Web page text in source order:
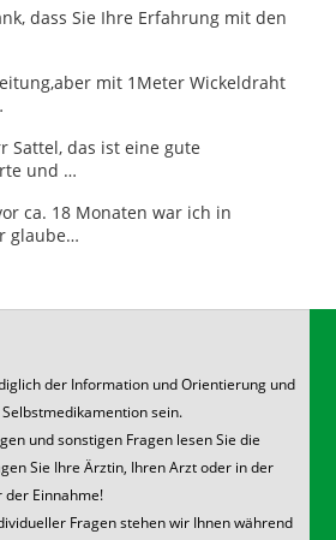
dass Sie Ihre Erfahrung mit den
mit 1Meter Wickeldraht
Sattel, das ist eine gute
und …
ca. 18 Monaten war ich in
glaube…
der Information und Orientierung und
sein.
und sonstigen Fragen lesen Sie die
Sie Ihre Ärztin, Ihren Arzt oder in der
der Einnahme!
Fragen stehen wir Ihnen während